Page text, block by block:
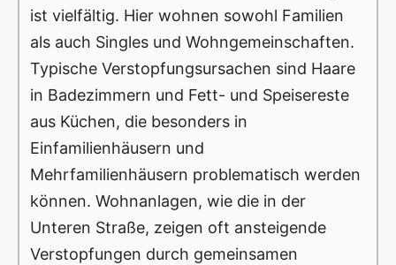
ist vielfältig. Hier wohnen sowohl Familien
als auch Singles und Wohngemeinschaften.
Typische Verstopfungsursachen sind Haare
in Badezimmern und Fett- und Speisereste
aus Küchen, die besonders in
Einfamilienhäusern und
Mehrfamilienhäusern problematisch werden
können. Wohnanlagen, wie die in der
Unteren Straße, zeigen oft ansteigende
Verstopfungen durch gemeinsamen